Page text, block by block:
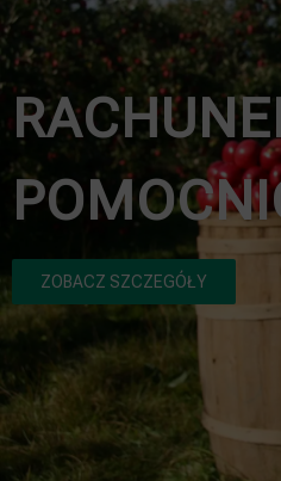
ZOBACZ SZCZEGÓŁY